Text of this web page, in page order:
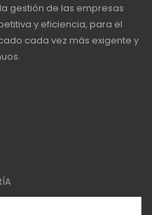
gestión de las empresas
y eficiencia, para el
cada vez más exigente y